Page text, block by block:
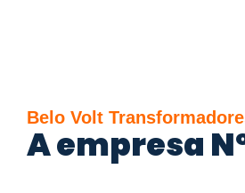
Belo Volt
A empresa